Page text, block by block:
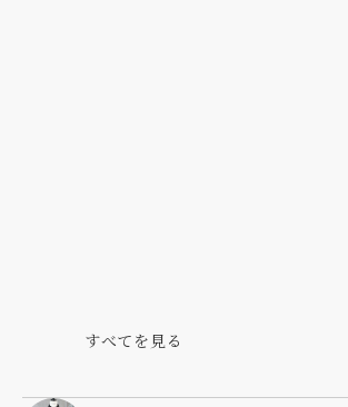
すべてを見る